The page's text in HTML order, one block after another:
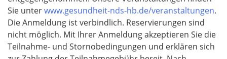
Sie unterwww.gesundheit-nds-hb.de/veranstaltungen.
Die Anmeldung ist verbindlich. Reservierungen sind
nicht möglich. Mit Ihrer Anmeldung akzeptieren Sie die
Teilnahme- und Stornobedingungen und erklären sich